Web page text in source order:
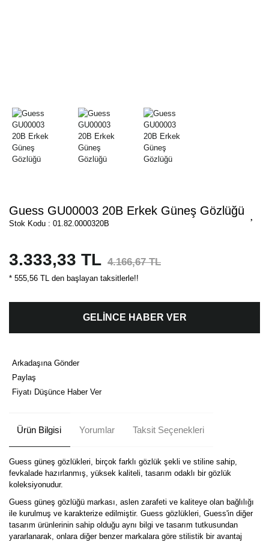
Guess GU00003 20B Erkek Güneş Gözlüğü
Stok Kodu : 01.82.0000320B
3.333,33 TL 4.166,67 TL
* 555,56 TL den başlayan taksitlerle!!
GELİNCE HABER VER
Arkadaşına Gönder
Paylaş
Fiyatı Düşünce Haber Ver
Ürün Bilgisi Yorumlar Taksit Seçenekleri
Guess güneş gözlükleri, birçok farklı gözlük şekli ve stiline sahip,
fevkalade hazırlanmış, yüksek kaliteli, tasarım odaklı bir gözlük
koleksiyonudur.
Guess güneş gözlüğü markası, aslen zarafeti ve kaliteye olan bağlılığı
ile kurulmuş ve karakterize edilmiştir. Guess gözlükleri, Guess'in diğer
tasarım ürünlerinin sahip olduğu aynı bilgi ve tasarım tutkusundan
yararlanarak, onlara diğer benzer markalara göre stilistik bir avantaj